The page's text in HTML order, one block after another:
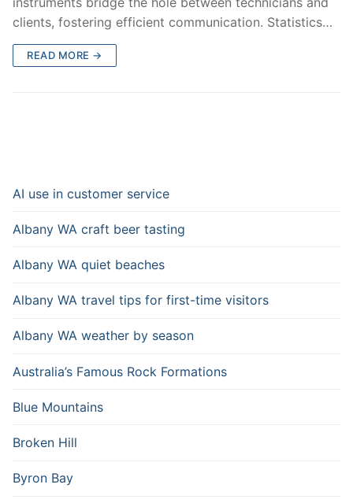
clients, fostering efficient communication. Statistics…
READ MORE →
AI use in customer service
Albany WA craft beer tasting
Albany WA quiet beaches
Albany WA travel tips for first-time visitors
Albany WA weather by season
Australia’s Famous Rock Formations
Blue Mountains
Broken Hill
Byron Bay